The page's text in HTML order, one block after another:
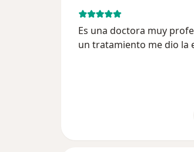
Es una doctora muy
un tratamiento me dio la